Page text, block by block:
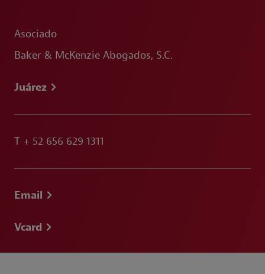
Asociado
Baker & McKenzie Abogados, S.C.
Juárez
T + 52 656 629 1311
Email
Vcard